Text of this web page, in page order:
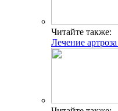
Читайте также:
Лечение